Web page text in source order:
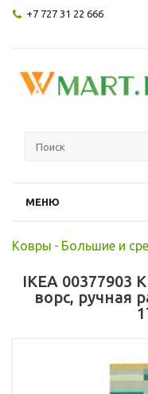
+7 727 31 22 666
МЕНЮ
Ковры - Большие и
IKEA 00377903
ворс, ручная